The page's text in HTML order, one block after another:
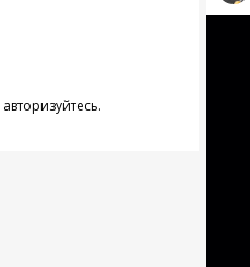
авторизуйтесь.